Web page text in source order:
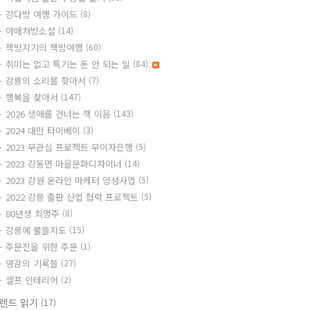
강다방 여행 가이드 (8)
야매처방소설 (14)
책방지기의 책방여행 (60)
취미는 없고 특기는 돈 안 되는 일 (84)
강릉의 소리를 찾아서 (7)
행복을 찾아서 (147)
2026 생애를 건너는 책 이음 (143)
2024 대만 타이베이 (3)
2023 무관심 프로젝트 무이자은행 (5)
2023 강동면 마을문화디자이너 (14)
2023 강원 온라인 마케터 양성사업 (5)
2022 강릉 출판 산업 협력 프로젝트 (5)
80년생 최명주 (8)
강릉에 물들지도 (15)
주문진을 위한 주문 (1)
영감의 기록들 (27)
셀프 인테리어 (2)
드 읽기 (17)